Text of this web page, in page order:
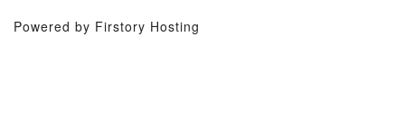
Powered by Firstory Hosting